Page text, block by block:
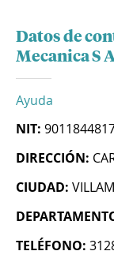
Datos de
Mecanica S
Ayuda
NIT:
DIRECCIÓN:
CIUDAD:
TELÉFONO: